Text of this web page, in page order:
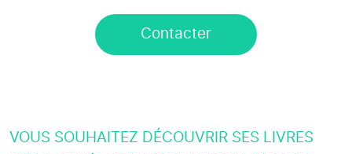
Contacter
VOUS SOUHAITEZ DÉCOUVRIR SES LIVRES